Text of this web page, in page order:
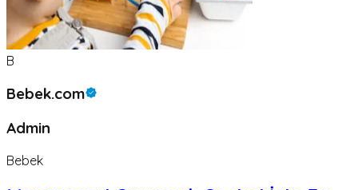
B
Bebek.com
Admin
Bebek